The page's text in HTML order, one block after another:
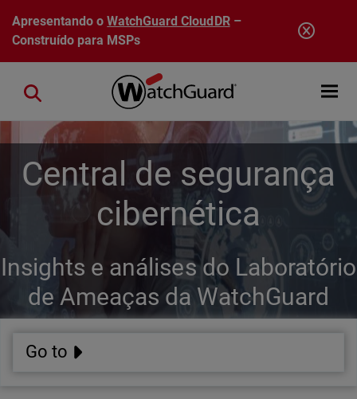
Pular para o conteúdo principal
Apresentando oWatchGuard CloudDR–
Construído para MSPs
Open
Close search
Central de segurança
cibernética
Insights e análises do Laboratório
de Ameaças da WatchGuard
Go to